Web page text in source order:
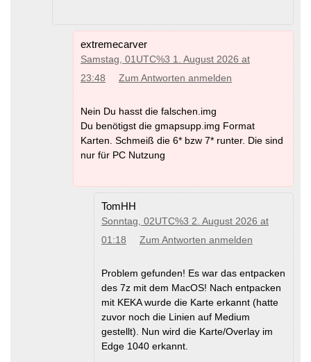
extremecarver
Samstag, 01UTC%3 1. August 2026 at
23:48
Zum Antworten anmelden
Nein Du hasst die falschen.img
Du benötigst die gmapsupp.img Format
Karten. Schmeiß die 6* bzw 7* runter. Die sind
nur für PC Nutzung
TomHH
Sonntag, 02UTC%3 2. August 2026 at
01:18
Zum Antworten anmelden
Problem gefunden! Es war das entpacken
des 7z mit dem MacOS! Nach entpacken
mit KEKA wurde die Karte erkannt (hatte
zuvor noch die Linien auf Medium
gestellt). Nun wird die Karte/Overlay im
Edge 1040 erkannt.